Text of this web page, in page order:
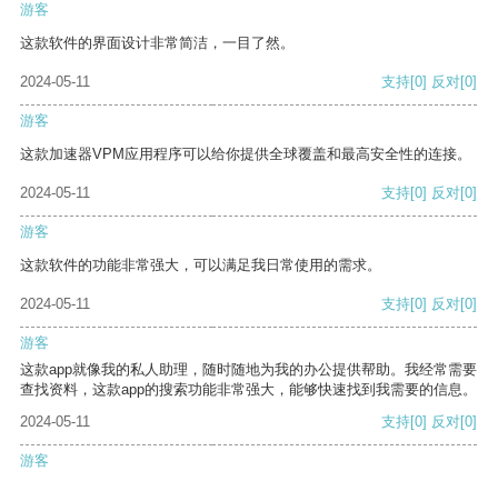
游客
这款软件的界面设计非常简洁，一目了然。
2024-05-11 支持[0] 反对[0]
游客
这款加速器VPM应用程序可以给你提供全球覆盖和最高安全性的连接。
2024-05-11 支持[0] 反对[0]
游客
这款软件的功能非常强大，可以满足我日常使用的需求。
2024-05-11 支持[0] 反对[0]
游客
这款app就像我的私人助理，随时随地为我的办公提供帮助。我经常需要
查找资料，这款app的搜索功能非常强大，能够快速找到我需要的信息。
2024-05-11
支持[0] 反对[0]
游客